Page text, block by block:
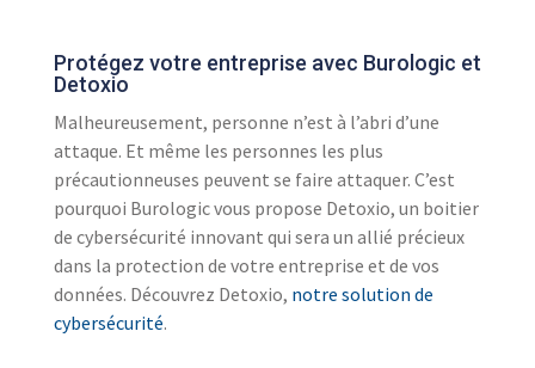
Protégez votre entreprise avec Burologic et
Detoxio
Malheureusement, personne n’est à l’abri d’une
attaque. Et même les personnes les plus
précautionneuses peuvent se faire attaquer. C’est
pourquoi Burologic vous propose Detoxio, un boitier
de cybersécurité innovant qui sera un allié précieux
dans la protection de votre entreprise et de vos
données. Découvrez Detoxio, notre solution de
cybersécurité.